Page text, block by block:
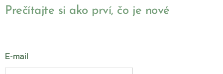
Prečítajte si ako prví, čo je nové
E-mail